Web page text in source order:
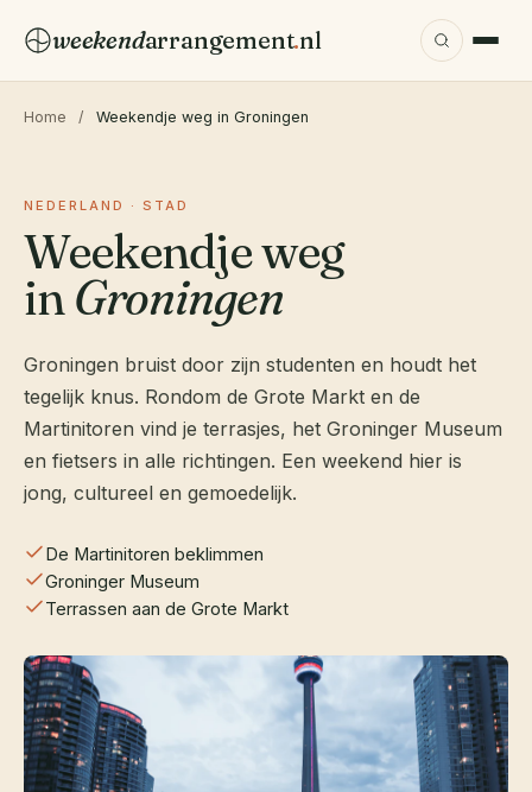
weekendarrangement.nl
Home / Weekendje weg in Groningen
NEDERLAND · STAD
Weekendje weg
inGroningen
Groningen bruist door zijn studenten en houdt het
tegelijk knus. Rondom de Grote Markt en de
Martinitoren vind je terrasjes, het Groninger Museum
en fietsers in alle richtingen. Een weekend hier is
jong, cultureel en gemoedelijk.
De Martinitoren beklimmen
Groninger Museum
Terrassen aan de Grote Markt